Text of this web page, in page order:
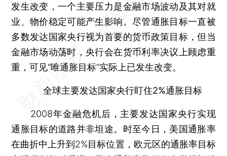
发生改变，一个主要压力是金融市场波动及其对就
业、物价稳定可能产生影响。尽管通胀目标一直被
多数发达国家央行视为首要的货币政策目标，但当
金融市场动荡时，央行会在货币利率决议上顾虑重
重，可见“唯通胀目标”实际上已发生改变。
全球主要发达国家央行盯住2%通胀目标
2008年金融危机后，主要发达国家央行实现
通胀目标的道路并非坦途。时至今日，美国通胀率
在曲折中上升到2%目标位置，欧元区的通胀率目标